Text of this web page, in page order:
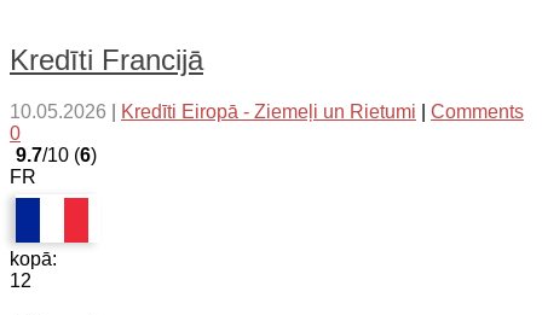
Kredīti Francijā
10.05.2026 Kredīti Eiropā - Ziemeļi un Rietumi
Comments
0
9.7/10 (6)
FR
kopā:
12